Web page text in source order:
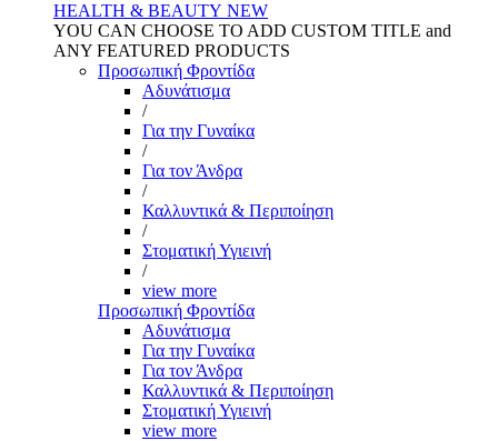
HEALTH & BEAUTY NEW
YOU CAN CHOOSE TO ADD CUSTOM TITLE and
ANY FEATURED PRODUCTS
Προσωπική Φροντίδα
Αδυνάτισμα
/
Για την Γυναίκα
/
Για τον Άνδρα
/
Καλλυντικά & Περιποίηση
/
Στοματική Υγιεινή
/
view more
Προσωπική Φροντίδα
Αδυνάτισμα
Για την Γυναίκα
Για τον Άνδρα
Καλλυντικά & Περιποίηση
Στοματική Υγιεινή
view more